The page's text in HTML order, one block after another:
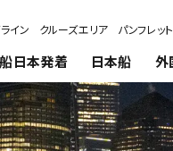
日本発着 日本船 外
イン クルーズエリア パンフレット